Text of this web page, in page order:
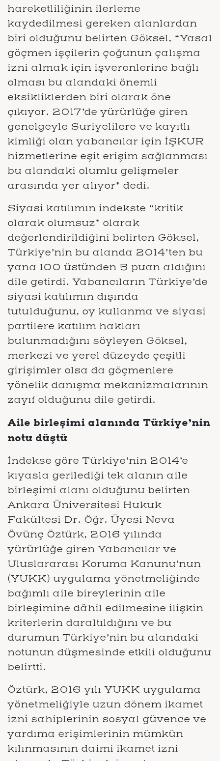
hareketliliğinin ilerleme
kaydedilmesi gereken alanlardan
biri olduğunu belirten Göksel, “Yasal
göçmen işçilerin çoğunun çalışma
izni almak için işverenlerine bağlı
olması bu alandaki önemli
eksikliklerden biri olarak öne
çıkıyor. 2017’de yürürlüğe giren
genelgeyle Suriyelilere ve kayıtlı
kimliği olan yabancılar için İŞKUR
hizmetlerine eşit erişim sağlanması
bu alandaki olumlu gelişmeler
arasında yer alıyor” dedi.
Siyasi katılımın indekste “kritik
olarak olumsuz” olarak
değerlendirildiğini belirten Göksel,
Türkiye’nin bu alanda 2014’ten bu
yana 100 üstünden 5 puan aldığını
dile getirdi. Yabancıların Türkiye’de
siyasi katılımın dışında
tutulduğunu, oy kullanma ve siyasi
partilere katılım hakları
bulunmadığını söyleyen Göksel,
merkezi ve yerel düzeyde çeşitli
girişimler olsa da göçmenlere
yönelik danışma mekanizmalarının
zayıf olduğunu dile getirdi.
Aile birleşimi alanında Türkiye’nin
notu düştü
İndekse göre Türkiye’nin 2014’e
kıyasla gerilediği tek alanın aile
birleşimi alanı olduğunu belirten
Ankara Üniversitesi Hukuk
Fakültesi Dr. Öğr. Üyesi Neva
Övünç Öztürk, 2016 yılında
yürürlüğe giren Yabancılar ve
Uluslararası Koruma Kanunu’nun
(YUKK) uygulama yönetmeliğinde
bağımlı aile bireylerinin aile
birleşimine dâhil edilmesine ilişkin
kriterlerin daraltıldığını ve bu
durumun Türkiye’nin bu alandaki
notunun düşmesinde etkili olduğunu
belirtti.
Öztürk, 2016 yılı YUKK uygulama
yönetmeliğiyle uzun dönem ikamet
izni sahiplerinin sosyal güvence ve
yardıma erişimlerinin mümkün
kılınmasının daimi ikamet izni